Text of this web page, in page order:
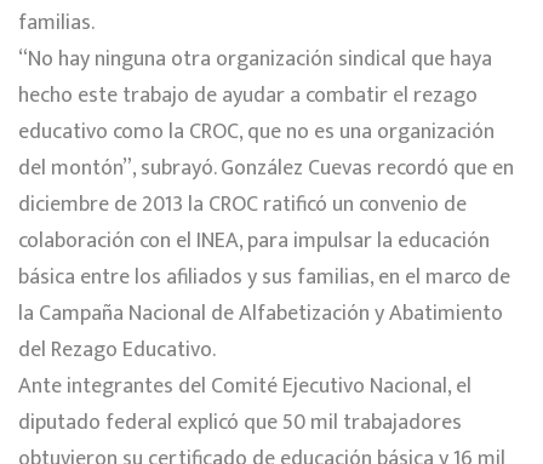
familias.
“No hay ninguna otra organización sindical que haya
hecho este trabajo de ayudar a combatir el rezago
educativo como la CROC, que no es una organización
del montón”, subrayó. González Cuevas recordó que en
diciembre de 2013 la CROC ratificó un convenio de
colaboración con el INEA, para impulsar la educación
básica entre los afiliados y sus familias, en el marco de
la Campaña Nacional de Alfabetización y Abatimiento
del Rezago Educativo.
Ante integrantes del Comité Ejecutivo Nacional, el
diputado federal explicó que 50 mil trabajadores